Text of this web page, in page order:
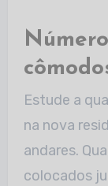
Estude a
na nova
andares.
colocados